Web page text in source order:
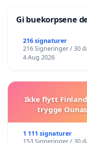
Gi buekorpsene
216 signaturer
216 Signeringer / 30
4 Aug 2026
Ikke flytt
trygge
1 111 signaturer
153 Signeringer / 30